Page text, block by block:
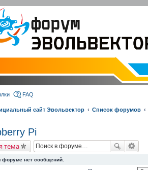
FAQ
сайт Эвольвектор Список форумов
Pi
тема
форуме нет сообщений.